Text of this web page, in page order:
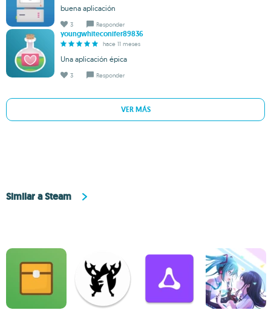
buena aplicación
3 Responder
youngwhiteconifer89836
hace 11 meses
Una aplicación épica
3 Responder
VER MÁS
Similar a Steam